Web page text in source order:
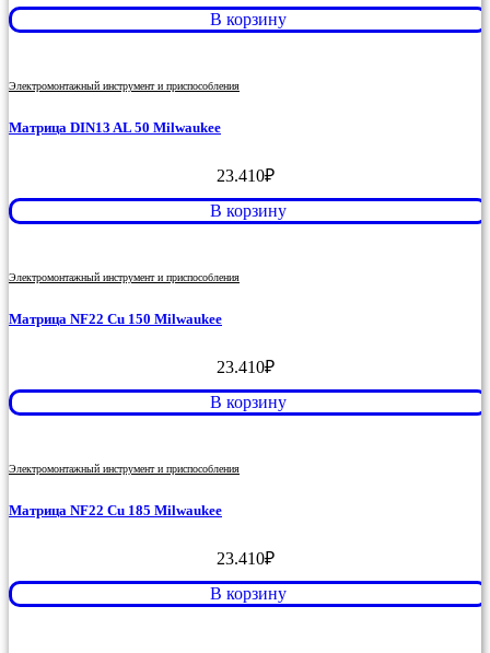
В корзину
Электромонтажный инструмент и приспособления
Матрица DIN13 AL 50 Milwaukee
23.410₽
В корзину
Электромонтажный инструмент и приспособления
Матрица NF22 Cu 150 Milwaukee
23.410₽
В корзину
Электромонтажный инструмент и приспособления
Матрица NF22 Cu 185 Milwaukee
23.410₽
В корзину